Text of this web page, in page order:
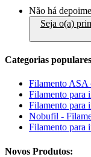
Não há
Seja o(a)
Categorias
Filamento ASA
Filamento para
Filamento para
Nobufil -
Filamento para
Novos Produtos: